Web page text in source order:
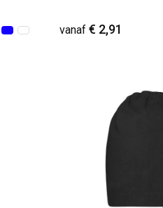
vanaf€ 2,91
Minimale afname: 9